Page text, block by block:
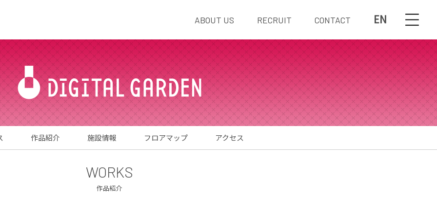
EN
ABOUT US RECRUIT CONTACT
作品紹介 施設情報 フロアマップ アクセス
WORKS
作品紹介